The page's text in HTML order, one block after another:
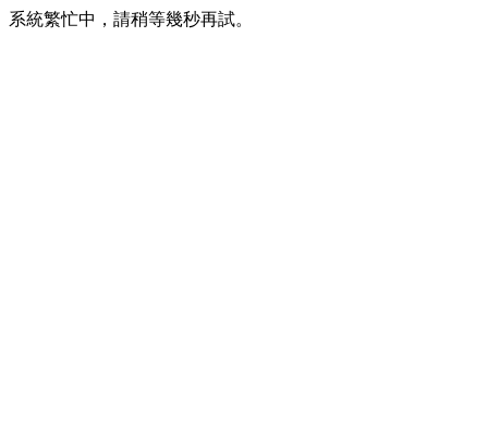
系統繁忙中，請稍等幾秒再試。